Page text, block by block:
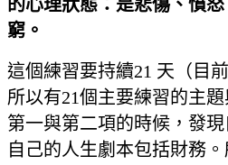
的心理狀態：是悲傷、憤
窮。
這個練習要持續21 天（目
所以有21個主要練習的主
第一與第二項的時候，發
自己的人生劇本包括財務